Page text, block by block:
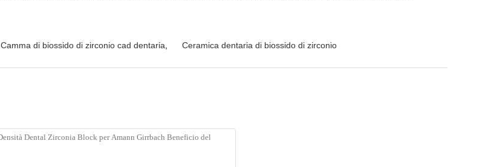
Camma di biossido di zirconio cad dentaria Ceramica dentaria di biossido di zirconio